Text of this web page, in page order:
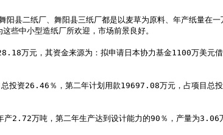
些中小型造纸厂所欢迎，市场前景良好。